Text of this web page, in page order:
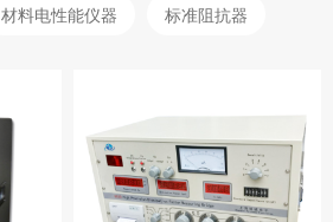
材料电性能仪器 标准阻抗器